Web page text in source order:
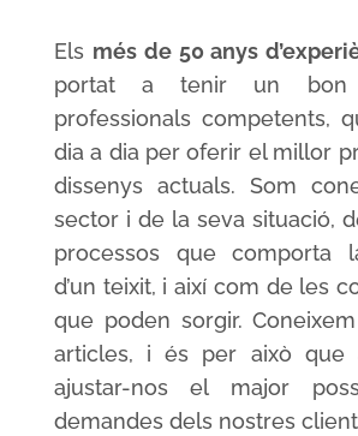
Els més de 50 anys
portat a tenir un bon
professionals competents,
dia a dia per oferir el millor
dissenys actuals. Som
sector i de la seva situació,
processos que comporta
d’un teixit, i així com de les
que poden sorgir.
articles, i és per això que
ajustar-nos el major
demandes dels nostres